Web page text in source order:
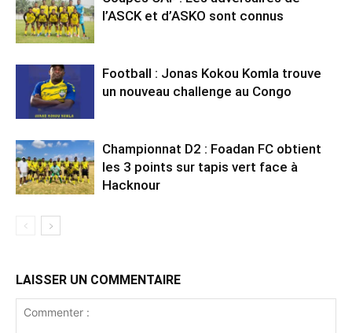
l’ASCK et d’ASKO sont connus
Football : Jonas Kokou Komla trouve
un nouveau challenge au Congo
Championnat D2 : Foadan FC obtient
les 3 points sur tapis vert face à
Hacknour
LAISSER UN COMMENTAIRE